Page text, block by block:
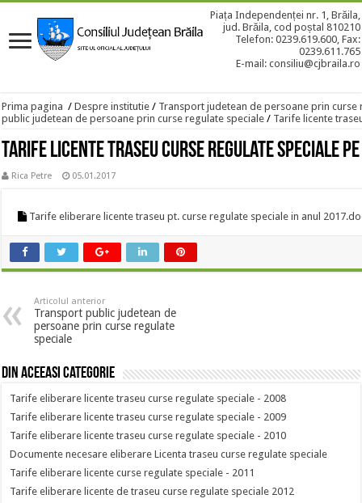
Piața Independenței nr. 1, Brăila,
jud. Brăila, cod poștal 810210
Telefon: 0239.619.600, Fax:
0239.611.765
E-mail: consiliu@cjbraila.ro
Prima pagina / Despre institutie / Transport judetean de persoane prin curse
public judetean de persoane prin curse regulate speciale / Tarife licente
Tarife licente traseu curse regulate speciale
Rica Petre 05.01.2017
Tarife eliberare licente traseu pt. curse regulate speciale in anul
Articolul anterior
Transport public judetean de
persoane prin curse regulate
speciale
Din aceeasi categorie
Tarife eliberare licente traseu curse regulate speciale - 2008
Tarife eliberare licente traseu curse regulate speciale - 2009
Tarife eliberare licente traseu curse regulate speciale - 2010
Documente necesare eliberare Licenta traseu curse regulate speciale
Tarife eliberare licente curse regulate speciale - 2011
Tarife eliberare licente de traseu curse regulate speciale 2012